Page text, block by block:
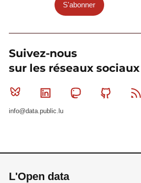
S'abonner
Suivez-nous
sur les réseaux sociaux
Bluesky Linkedin MastodonGithub
info@data.public.lu
L'Open data